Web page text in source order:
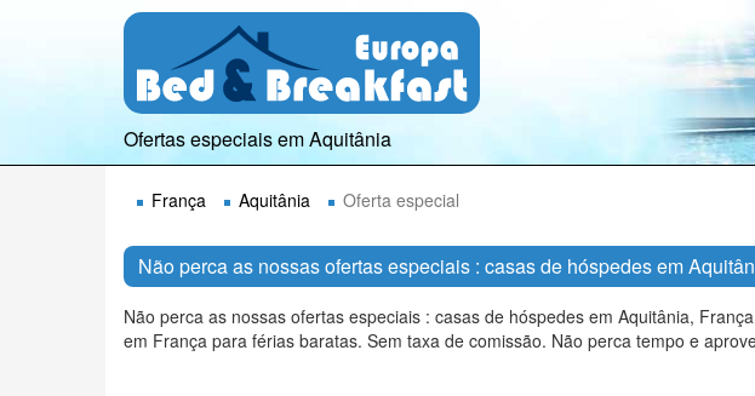
Ofertas especiais em Aquitânia
França Aquitânia Oferta especial
Não perca as nossas ofertas especiais : casas de hóspedes em
Não perca as nossas ofertas especiais : casas de hóspedes em Aquitânia,
em França para férias baratas. Sem taxa de comissão. Não perca tempo e